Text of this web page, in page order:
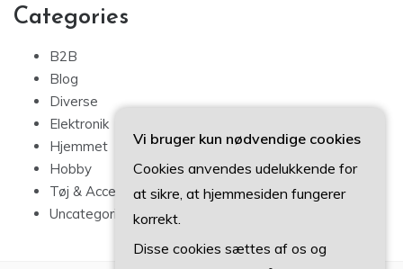
Categories
B2B
Blog
Diverse
Elektronik
Hjemmet
Hobby
Tøj & Accessories
Uncategorized
Vi bruger kun nødvendige cookies
Cookies anvendes udelukkende for
at sikre, at hjemmesiden fungerer
korrekt.
Disse cookies sættes af os og